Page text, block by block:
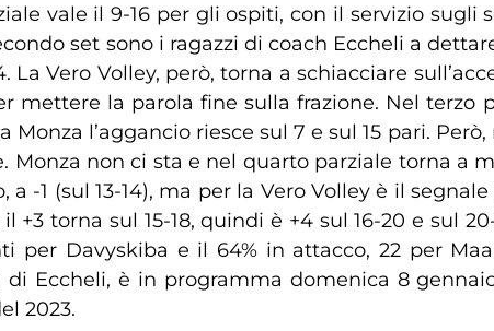
vale il 9-16 per gli ospiti, con il servizio
set sono i ragazzi di coach Eccheli a
Vero Volley, però, torna a schiacciare
mettere la parola fine sulla frazione. Nel
Monza l’aggancio riesce sul 7 e sul 15 pari.
Monza non ci sta e nel quarto parziale torna
a -1 (sul 13-14), ma per la Vero Volley è il
+3 torna sul 15-18, quindi è +4 sul 16-20 e sul
per Davyskiba e il 64% in attacco, 22 per
Eccheli, è in programma domenica 8
2023.